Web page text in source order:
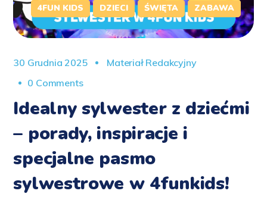
4FUN KIDS DZIECI ŚWIĘTA ZABAWA
30 Grudnia 2025
Materiał Redakcyjny
0 Comments
Idealny sylwester z dziećmi
– porady, inspiracje i
specjalne pasmo
sylwestrowe w 4funkids!